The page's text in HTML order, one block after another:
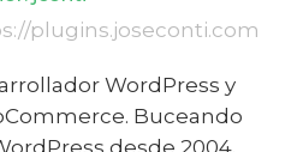
plugins.joseconti.com
WordPress y
Buceando
desde 2004.